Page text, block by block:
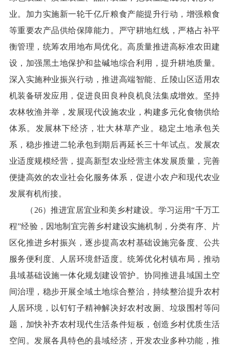
业。加力实施新一轮千亿斤粮食产能提升行动，增强粮食
等重要农产品供给保障能力。严守耕地红线，严格占补平
衡管理，统筹农用地布局优化。高质量推进高标准农田建
设，加强黑土地保护和盐碱地综合利用，提升耕地质量。
深入实施种业振兴行动，推进高端智能、丘陵山区适用农
机装备研发应用，促进良田良种良机良法集成增效。坚持
农林牧渔并举，发展现代设施农业，构建多元化食物供给
体系。发展林下经济，壮大林草产业。稳定土地承包关
系，稳步推进二轮承包到期后再延长三十年试点。发展农
业适度规模经营，提高新型农业经营主体发展质量，完善
便捷高效的农业社会化服务体系，促进小农户和现代农业
发展有机衔接。
（26）推进宜居宜业和美乡村建设。学习运用“千万工
程”经验，因地制宜完善乡村建设实施机制，分类有序、片
区化推进乡村振兴，逐步提高农村基础设施完备度、公共
服务便利度、人居环境舒适度。统筹优化村镇布局，推动
县域基础设施一体化规划建设管护。协同推进县域国土空
间治理，稳步开展全域土地综合整治，持续整治提升农村
人居环境，以钉钉子精神解决好农村改厕、垃圾围村等问
题，加快补齐农村现代生活条件短板，创造乡村优质生活
空间。发展各具特色的县域经济，开发农业多种功能，推